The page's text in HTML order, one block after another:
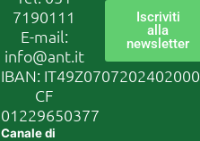
7190111
E-mail:
info@ant.it
IBAN:
CF
01229650377
Canale di
Iscriviti
alla
newsletter